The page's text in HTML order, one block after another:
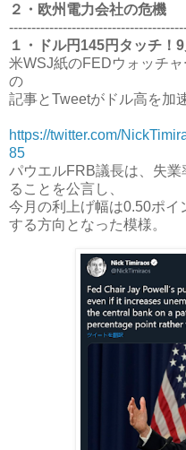
２・欧州電力会社の危機
１・ドル円145円タッチ！
米WSJ紙のFEDウォッチ
の
記事とTweetがドル高を加
https://twitter.com/
85
パウエルFRB議長は、失業
ることを公言し、
今月の利上げ幅は0.50ポイ
する方向となった模様。